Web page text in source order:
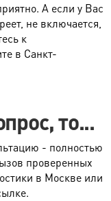
А если у Вас
не включается,
к
в Санкт-
то...
- полностью
проверенных
в Москве или